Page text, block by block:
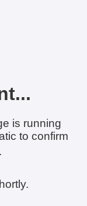
is running
to confirm